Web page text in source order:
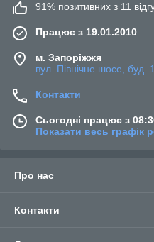
91% позитивних з 11
Працює з 19.01.2010
м. Запоріжжя
вул. Північне шосе, буд.
Контакти
Сьогодні працює з
Показати весь графік
Про нас
Контакти